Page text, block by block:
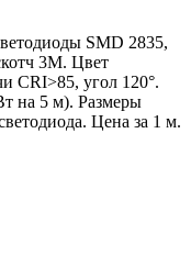
SMD 2835,
3M. Цвет
CRI>85, угол 120°.
на 5 м). Размеры
Цена за 1 м.